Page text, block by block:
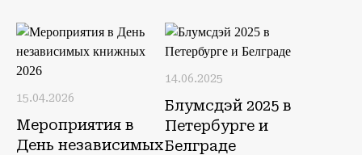
15.04.2026
Мероприятия в
День независимых
14.06.2025
Блумсдэй 2025 в
Петербурге и
Белграде